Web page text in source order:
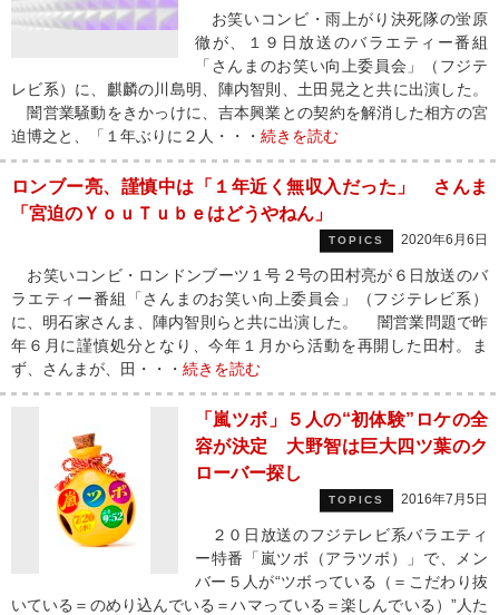
お笑いコンビ・雨上がり決死隊の蛍原
徹が、１９日放送のバラエティー番組
「さんまのお笑い向上委員会」（フジテ
レビ系）に、麒麟の川島明、陣内智則、土田晃之と共に出演した。
闇営業騒動をきかっけに、吉本興業との契約を解消した相方の宮
迫博之と、「１年ぶりに２人・・・ 続きを読む
ロンブー亮、謹慎中は「１年近く無収入だった」 さんま
「宮迫のＹｏｕＴｕｂｅはどうやねん」
TOPICS 2020年6月6日
お笑いコンビ・ロンドンブーツ１号２号の田村亮が６日放送のバ
ラエティー番組「さんまのお笑い向上委員会」（フジテレビ系）
に、明石家さんま、陣内智則らと共に出演した。 闇営業問題で昨
年６月に謹慎処分となり、今年１月から活動を再開した田村。ま
ず、さんまが、田・・・ 続きを読む
「嵐ツボ」５人の“初体験”ロケの全
容が決定 大野智は巨大四ツ葉のク
ローバー探し
TOPICS 2016年7月5日
２０日放送のフジテレビ系バラエティ
ー特番「嵐ツボ（アラツボ）」で、メン
バー５人が“ツボっている（＝こだわり抜
いている＝のめり込んでいる＝ハマっている＝楽しんでいる）”人た